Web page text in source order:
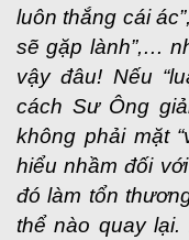
luôn thắng cái
sẽ gặp lành”,…
vậy đâu! Nếu
cách Sư Ông
không phải mặt
hiểu nhầm đối
đó làm tổn
thể nào quay